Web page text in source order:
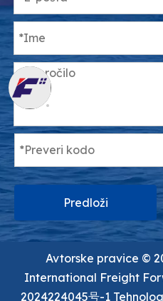
Predloži
Avtorske pravice ©️
International Freight
2024224045号-1